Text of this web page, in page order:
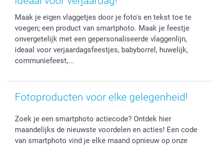
Vaderdag
Verjaardag
Geboorte
Wettelijke garantie
Privacybeleid
Cookiebeleid
Prijslijst
Grote bestellingen
Levering
Mijn orderstatus
smartfriends
Maak je eigen vlaggetjes door je foto's en tekst toe te
voegen; een product van smartphoto. Maak je feestje
onvergetelijk met een gepersonaliseerde vlaggenlijn,
ideaal voor verjaardagsfeestjes, babyborrel, huwelijk,
communiefeest,...
Fotoproducten voor elke gelegenheid!
Zoek je een smartphoto actiecode? Ontdek hier
maandelijks de nieuwste voordelen en acties! Een code
van smartphoto vind je elke maand opnieuw op onze